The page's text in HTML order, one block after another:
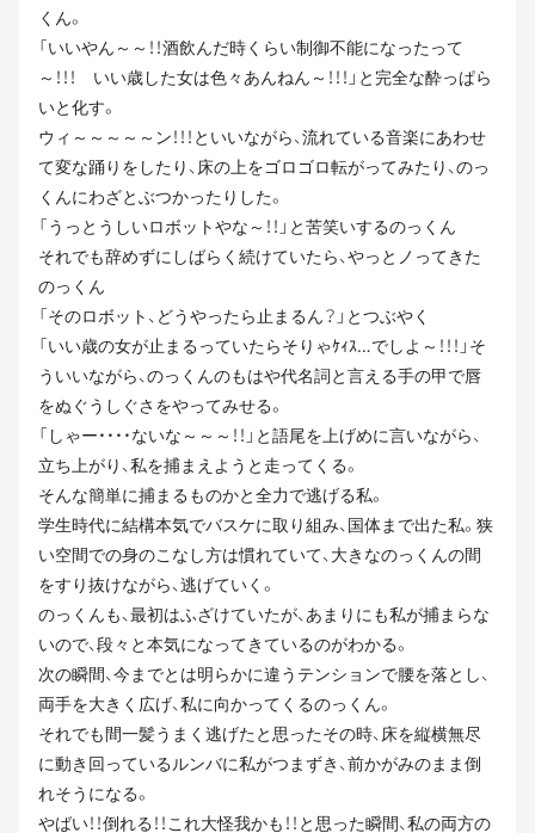
くん。
「いいやん～～！！酒飲んだ時くらい制御不能になったって
～！！！ いい歳した女は色々あんねん～！！！」と完全な酔っぱら
いと化す。
ウィ～～～～～ン！！！といいながら、流れている音楽にあわせ
て変な踊りをしたり、床の上をゴロゴロ転がってみたり、のっ
くんにわざとぶつかったりした。
「うっとうしいロボットやな～！！」と苦笑いするのっくん
それでも辞めずにしばらく続けていたら、やっとノってきた
のっくん
「そのロボット、どうやったら止まるん？」とつぶやく
「いい歳の女が止まるっていたらそりゃｹｨｽ…でしよ～！！！」そ
ういいながら、のっくんのもはや代名詞と言える手の甲で唇
をぬぐうしぐさをやってみせる。
「しゃー・・・・ないな～～～！！」と語尾を上げめに言いながら、
立ち上がり、私を捕まえようと走ってくる。
そんな簡単に捕まるものかと全力で逃げる私。
学生時代に結構本気でバスケに取り組み、国体まで出た私。狭
い空間での身のこなし方は慣れていて、大きなのっくんの間
をすり抜けながら、逃げていく。
のっくんも、最初はふざけていたが、あまりにも私が捕まらな
いので、段々と本気になってきているのがわかる。
次の瞬間、今までとは明らかに違うテンションで腰を落とし、
両手を大きく広げ、私に向かってくるのっくん。
それでも間一髪うまく逃げたと思ったその時、床を縦横無尽
に動き回っているルンバに私がつまずき、前かがみのまま倒
れそうになる。
やばい！！倒れる！！これ大怪我かも！！と思った瞬間、私の両方の